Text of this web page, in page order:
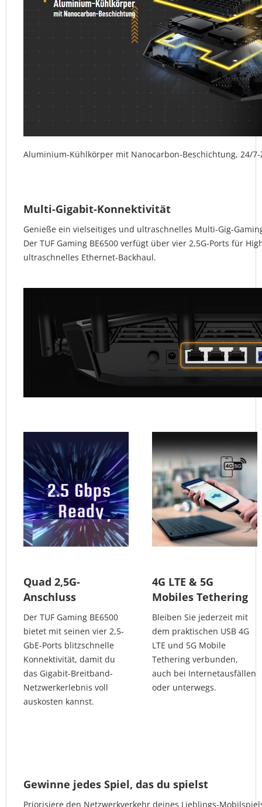
Aluminium-Kühlkörper mit Nanocarbon-Beschichtung, 24/
Multi-Gigabit-Konnektivität
Genieße ein vielseitiges und ultraschnelles Multi-Gig-
Der TUF Gaming BE6500 verfügt über vier 2,5G-Ports für
ultraschnelles Ethernet-Backhaul.
Quad 2,5G-
Anschluss
Der TUF Gaming BE6500
bietet mit seinen vier 2,5-
GbE-Ports blitzschnelle
Konnektivität, damit du
das Gigabit-Breitband-
Netzwerkerlebnis voll
auskosten kannst.
4G LTE & 5G
Mobiles Tethering
Bleiben Sie jederzeit mit
dem praktischen USB 4G
LTE und 5G Mobile
Tethering verbunden,
auch bei Internetausfällen
oder unterwegs.
Gewinne jedes Spiel, das du spielst
Priorisiere den Netzwerkverkehr deines Lieblings-